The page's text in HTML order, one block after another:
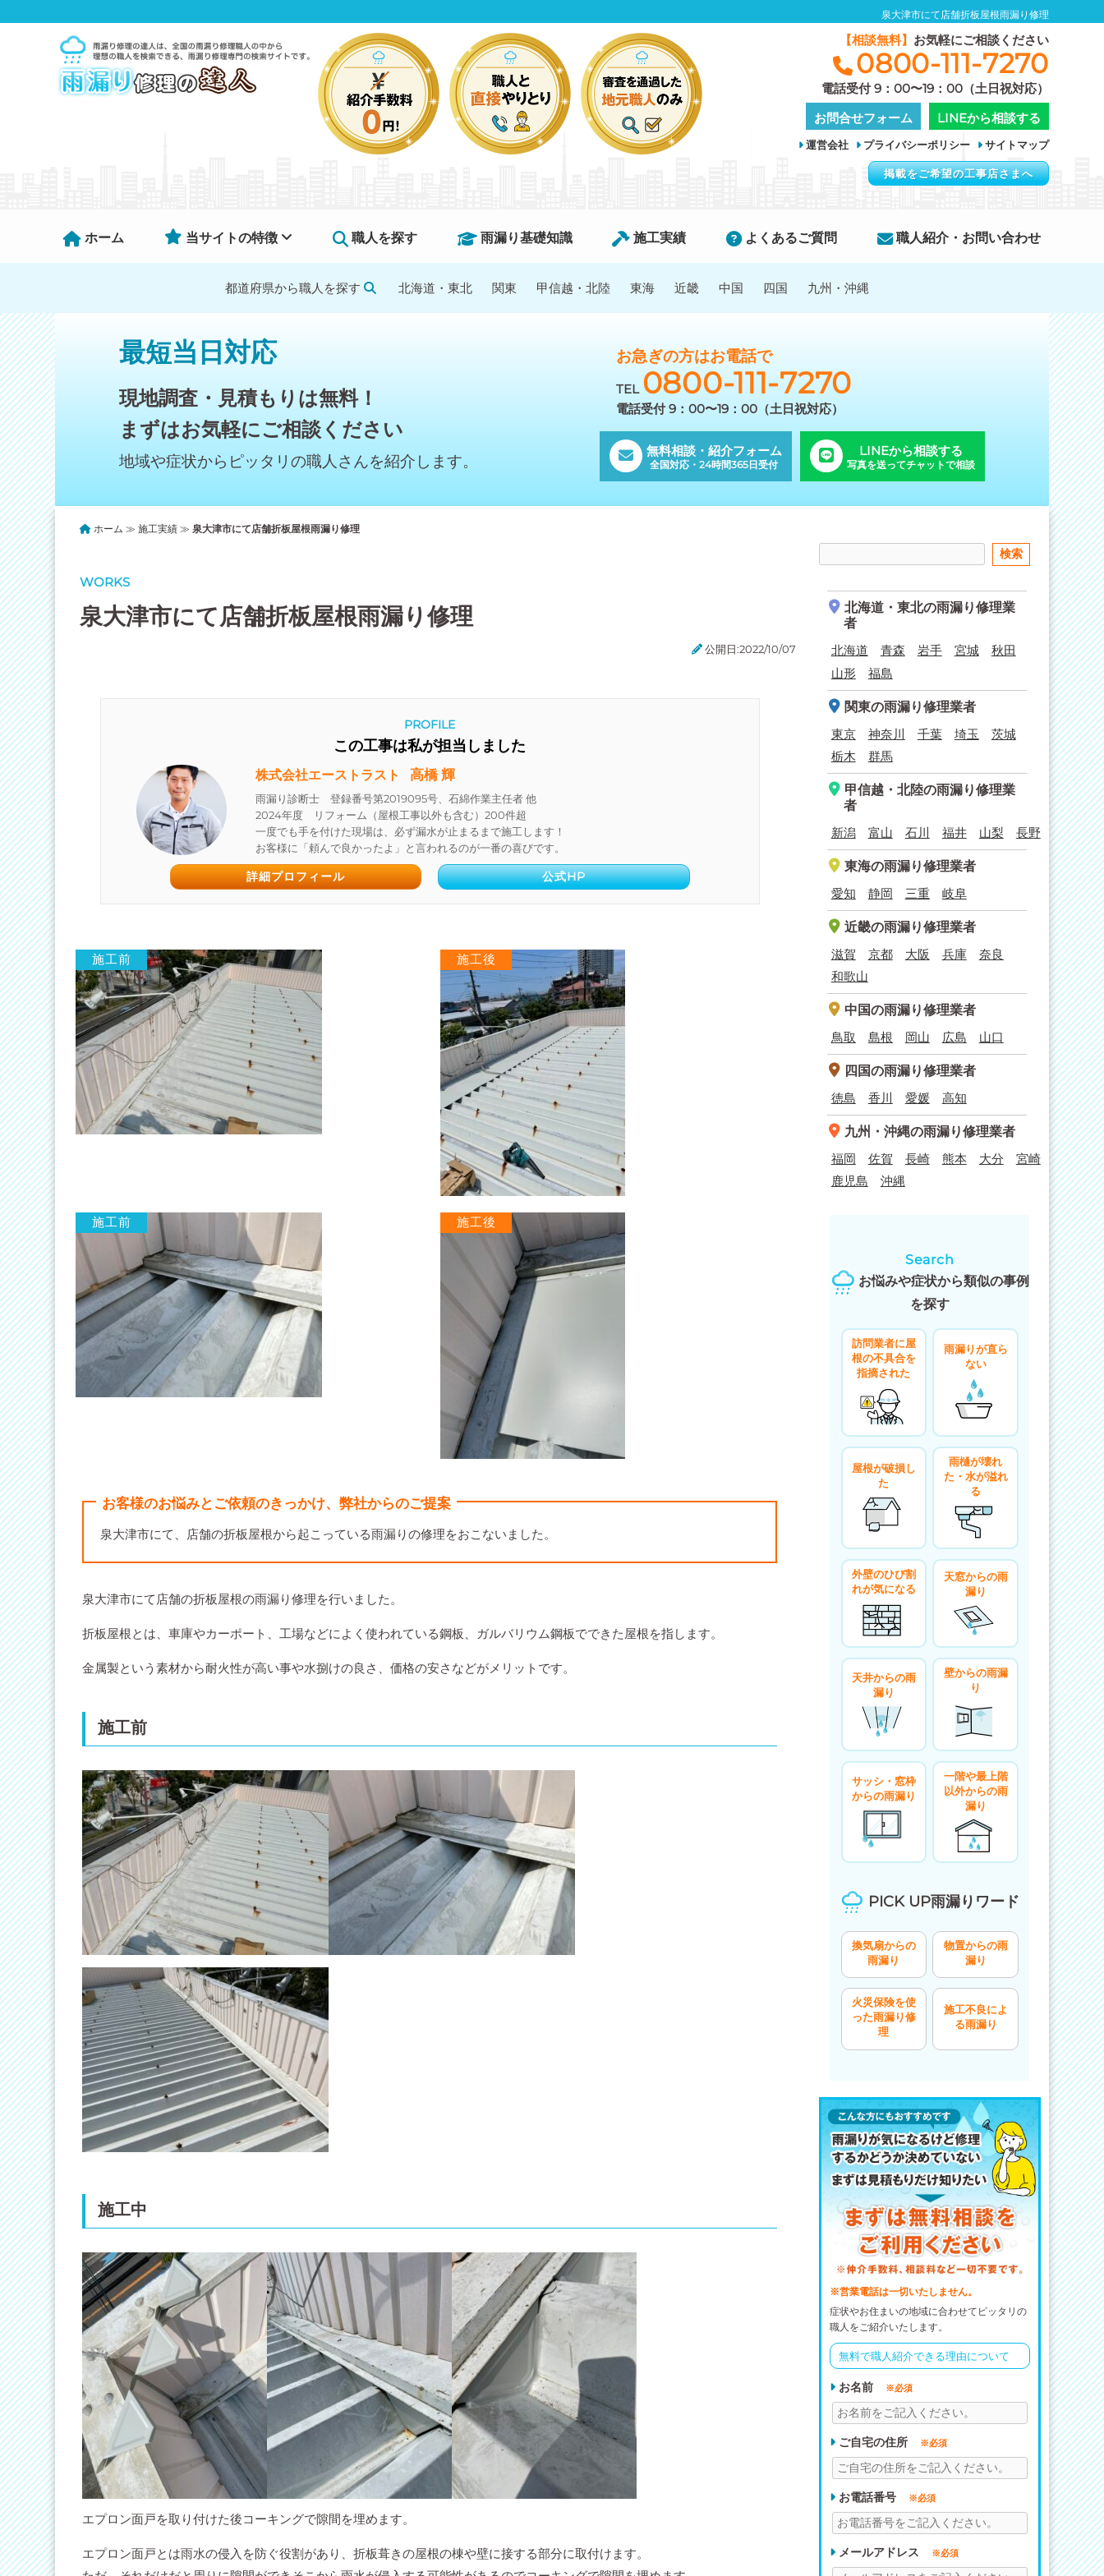
泉大津市にて店舗折板屋根雨漏り修理
【相談無料】 お気軽にご相談ください
0800-111-7270
電話受付 9：00〜19：00（土日祝対応）
お問合せフォーム
LINEから相談する
運営会社 プライバシーポリシー サイトマップ
掲載をご希望の工事店さまへ
ホーム 当サイトの特徴 職人を探す 雨漏り基礎知識 施工実績 よくあるご質問 職人紹介・お問い合わせ
都道府県から職人を探す 北海道・東北 関東 甲信越・北陸 東海 近畿 中国 四国 九州・沖縄
最短当日対応
現地調査・見積もりは無料！
まずはお気軽にご相談ください
地域や症状からピッタリの職人さんを紹介します。
お急ぎの方はお電話で
TEL 0800-111-7270
電話受付 9：00〜19：00（土日祝対応）
無料相談・紹介フォーム
全国対応・24時間365日受付
LINEから相談する
写真を送ってチャットで相談
ホーム ≫施工実績 ≫泉大津市にて店舗折板屋根雨漏り修理
WORKS
泉大津市にて店舗折板屋根雨漏り修理
公開日:2022/10/07
PROFILE
この工事は私が担当しました
株式会社エーストラスト 高橋 輝
雨漏り診断士 登録番号第2019095号、石綿作業主任者 他
2024年度 リフォーム（屋根工事以外も含む）200件超
一度でも手を付けた現場は、必ず漏水が止まるまで施工します！
お客様に「頼んで良かったよ」と言われるのが一番の喜びです。
詳細プロフィール 公式HP
お客様のお悩みとご依頼のきっかけ、弊社からのご提案
泉大津市にて、店舗の折板屋根から起こっている雨漏りの修理をおこないました。
泉大津市にて店舗の折板屋根の雨漏り修理を行いました。
折板屋根とは、車庫やカーポート、工場などによく使われている鋼板、ガルバリウム鋼板でできた屋根を指します。
金属製という素材から耐火性が高い事や水捌けの良さ、価格の安さなどがメリットです。
施工前
施工中
エプロン面戸を取り付けた後コーキングで隙間を埋めます。
エプロン面戸とは雨水の侵入を防ぐ役割があり、折板葺きの屋根の棟や壁に接する部分に取付けます。
北海道・東北の雨漏り修理業
者
北海道
青森 岩手 宮城
秋田
山形
福島
関東の雨漏り修理業者
東京
神奈川 千葉 埼玉
茨城
栃木
群馬
甲信越・北陸の雨漏り修理業
者
新潟
富山 石川 福井 山梨 長野
東海の雨漏り修理業者
愛知
静岡 三重 岐阜
近畿の雨漏り修理業者
滋賀
京都 大阪 兵庫
奈良
和歌山
中国の雨漏り修理業者
鳥取
島根 岡山 広島 山口
四国の雨漏り修理業者
徳島
香川 愛媛 高知
九州・沖縄の雨漏り修理業者
福岡
佐賀 長崎 熊本 大分
宮崎
鹿児島
沖縄
お悩みや症状から類似の事例
を探す
Search
訪問業者に屋
根の不具合を
指摘された
雨漏りが直ら
ない
屋根が破損し
た
雨樋が壊れ
た・水が溢れ
る
外壁のひび割
れが気になる
天窓からの雨
漏り
天井からの雨
漏り
壁からの雨漏
り
サッシ・窓枠
からの雨漏り
一階や最上階
以外からの雨
漏り
PICK UP雨漏りワード
換気扇からの
雨漏り
物置からの雨
漏り
火災保険を使
った雨漏り修
理
施工不良によ
る雨漏り
※営業電話は一切いたしません。
症状やお住まいの地域に合わせてピッタリの
職人をご紹介いたします。
無料で職人紹介できる理由について
お名前 ※必須
ご自宅の住所 ※必須
お電話番号 ※必須
メールアドレス ※必須